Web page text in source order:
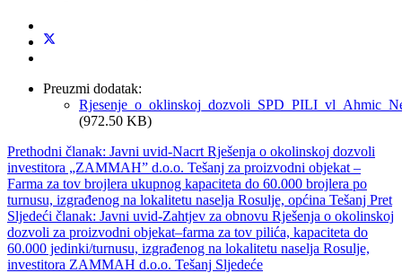
Preuzmi dodatak:
(972.50 KB)
Prethodni članak: Javni uvid-Nacrt Rješenja o okolinskoj dozvoli
investitora „ZAMMAH” d.o.o. Tešanj za proizvodni objekat –
Farma za tov brojlera ukupnog kapaciteta do 60.000 brojlera po
turnusu, izgrađenog na lokalitetu naselja Rosulje, općina Tešanj Pret
Sljedeći članak: Javni uvid-Zahtjev za obnovu Rješenja o okolinskoj
dozvoli za proizvodni objekat–farma za tov pilića, kapaciteta do
60.000 jedinki/turnusu, izgrađenog na lokalitetu naselja Rosulje,
investitora ZAMMAH d.o.o. Tešanj Sljedeće